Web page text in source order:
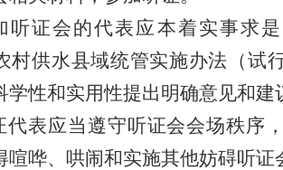
听证会的代表应本着实事求
村供水县域统管实施办法（试
学性和实用性提出明确意见和建
代表应当遵守听证会会场秩序
喧哗、哄闹和实施其他妨碍听证